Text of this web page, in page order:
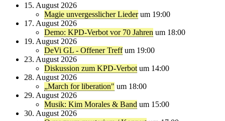
15. August 2026
Magie unvergesslicher Lieder um 19:00
17. August 2026
Demo: KPD-Verbot vor 70 Jahren um 18:00
19. August 2026
DeVi GL - Offener Treff um 19:00
23. August 2026
Diskussion zum KPD-Verbot um 14:00
28. August 2026
„March for liberation" um 18:00
29. August 2026
Musik: Kim Morales & Band um 15:00
30. August 2026